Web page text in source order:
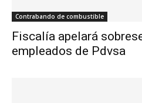
Contrabando de combustible
Fiscalía apelará
empleados de Pdvsa